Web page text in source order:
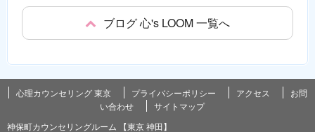
ブログ 心's LOOM 一覧へ
心理カウンセリング 東京 プライバシーポリシー アクセス
お問
い合わせ
サイトマップ
神保町カウンセリングルーム 【東京 神田】